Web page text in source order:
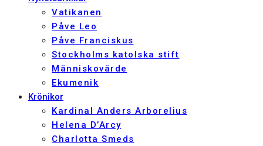
Vatikanen
Påve Leo
Påve Franciskus
Stockholms katolska stift
Människovärde
Ekumenik
Krönikor
Kardinal Anders Arborelius
Helena D’Arcy
Charlotta Smeds